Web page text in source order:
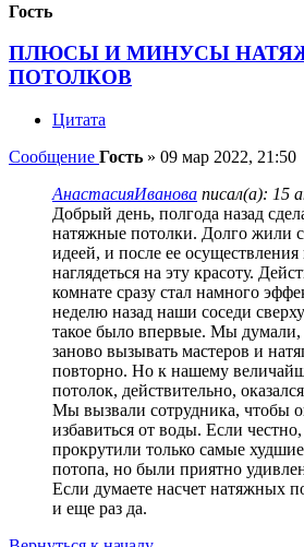
Гость
ПЛЮСЫ И МИНУСЫ
ПОТОЛКОВ
Цитата
Сообщение Гость » 09 мар 2022, 21:50
АнастасияИванова писал(а): 15
Добрый день, полгода назад
натяжные потолки. Долго жили с
идеей, и после ее осуществления
наглядеться на эту красоту.
комнате сразу стал намного
неделю назад наши соседи
такое было впервые. Мы думали,
заново вызывать мастеров и
повторно. Но к нашему
потолок, действительно,
Мы вызвали сотрудника, чтобы
избавиться от воды. Если
прокрутили только самые
потопа, но были приятно
Если думаете насчет натяжных
и еще раз да.